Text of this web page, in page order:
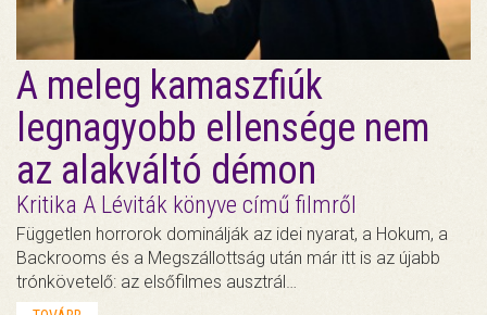
A meleg kamaszfiúk
legnagyobb ellensége nem
az alakváltó démon
Kritika A Léviták könyve című filmről
Független horrorok dominálják az idei nyarat, a Hokum, a
Backrooms és a Megszállottság után már itt is az újabb
trónkövetelő: az elsőfilmes ausztrál…